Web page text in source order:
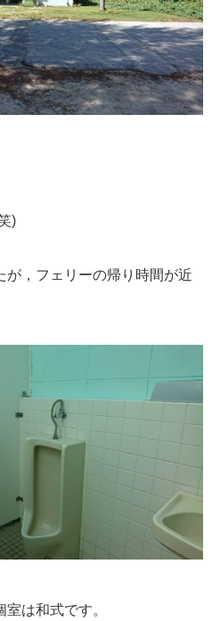
)
，フェリーの帰り時間が近
は和式です。